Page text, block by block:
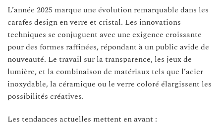
L’année 2025 marque une évolution remarquable dans les
carafes design en verre et cristal. Les innovations
techniques se conjuguent avec une exigence croissante
pour des formes raffinées, répondant à un public avide de
nouveauté. Le travail sur la transparence, les jeux de
lumière, et la combinaison de matériaux tels que l’acier
inoxydable, la céramique ou le verre coloré élargissent les
possibilités créatives.
Les tendances actuelles mettent en avant :